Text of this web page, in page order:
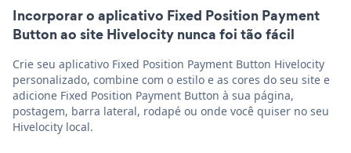
Incorporar o aplicativo Fixed Position Payment
Button ao site Hivelocity nunca foi tão fácil
Crie seu aplicativo Fixed Position Payment Button Hivelocity
personalizado, combine com o estilo e as cores do seu site e
adicione Fixed Position Payment Button à sua página,
postagem, barra lateral, rodapé ou onde você quiser no seu
Hivelocity local.